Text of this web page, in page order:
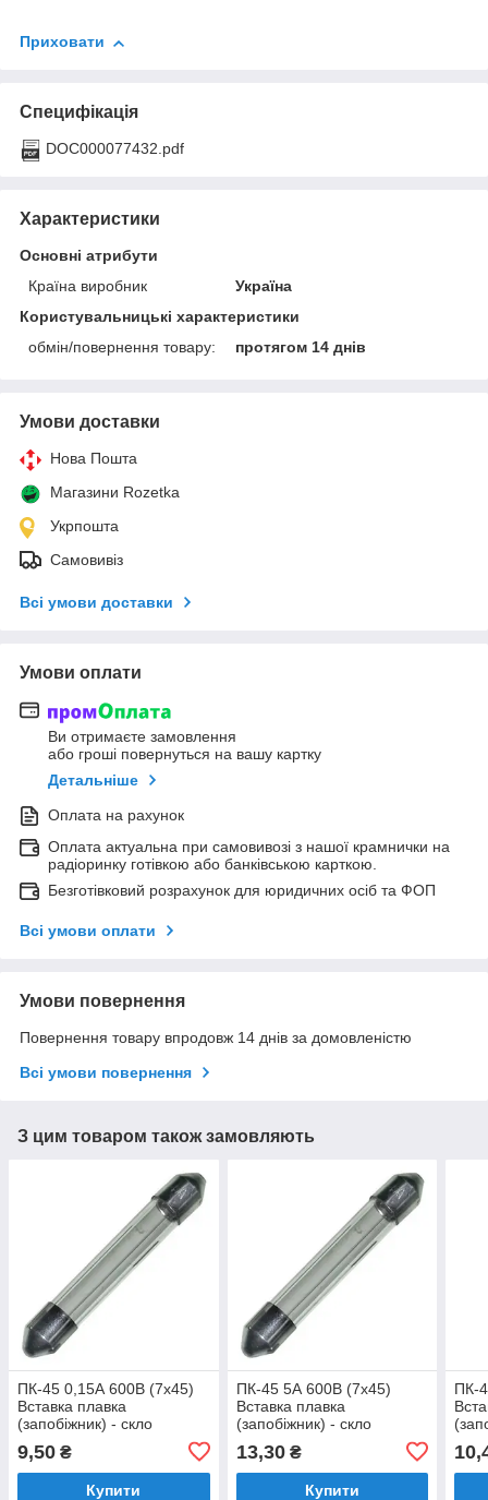
Приховати
Специфікація
DOC000077432.pdf
Характеристики
Основні атрибути
Країна виробник
Україна
Користувальницькі характеристики
обмін/повернення товару:
протягом 14 днів
Умови доставки
Нова Пошта
Магазини Rozetka
Укрпошта
Самовивіз
Всі умови доставки
Умови оплати
Ви отримаєте замовлення
або гроші повернуться на вашу картку
Детальніше
Оплата на рахунок
Оплата актуальна при самовивозі з нашої крамнички на
радіоринку готівкою або банківською карткою.
Безготівковий розрахунок для юридичних осіб та ФОП
Всі умови оплати
Умови повернення
Повернення товару впродовж 14 днів за домовленістю
Всі умови повернення
З цим товаром також замовляють
ПК-45 0,15А 600В (7x45)
Вставка плавка
(запобіжник) - скло
9,50 ₴
Купити
ПК-45 5А 600В (7x45)
Вставка плавка
(запобіжник) - скло
13,30₴
Купити
ПК-